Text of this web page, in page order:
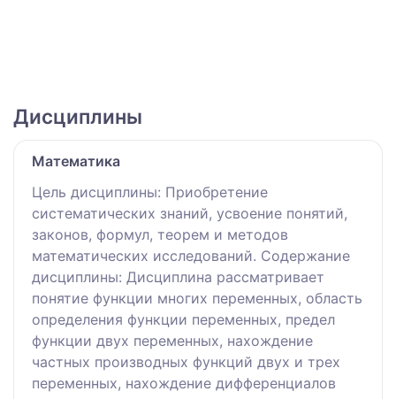
Дисциплины
Математика
Цель дисциплины: Приобретение
систематических знаний, усвоение понятий,
законов, формул, теорем и методов
математических исследований. Содержание
дисциплины: Дисциплина рассматривает
понятие функции многих переменных, область
определения функции переменных, предел
функции двух переменных, нахождение
частных производных функций двух и трех
переменных, нахождение дифференциалов